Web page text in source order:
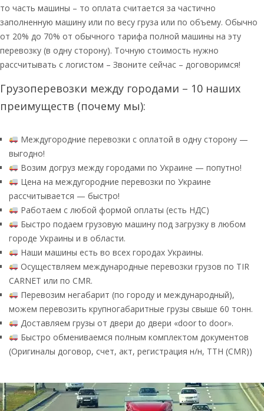
то часть машины – то оплата считается за частично
заполненную машину или по весу груза или по объему. Обычно
от 20% до 70% от обычного тарифа полной машины на эту
перевозку (в одну сторону). Точную стоимость нужно
рассчитывать с логистом – Звоните сейчас – договоримся!
Грузоперевозки между городами – 10 наших
преимуществ (почему мы):
Междугородние перевозки с оплатой в одну сторону —
выгодно!
Возим догруз между городами по Украине — попутно!
Цена на междугородние перевозки по Украине
рассчитывается — быстро!
Работаем с любой формой оплаты (есть НДС)
Быстро подаем грузовую машину под загрузку в любом
городе Украины и в области.
Наши машины есть во всех городах Украины.
Осуществляем международные перевозки грузов по TIR
CARNET или по CMR.
Перевозим негабарит (по городу и международный),
можем перевозить крупногабаритные грузы свыше 60 тонн.
Доставляем грузы от двери до двери «door to door».
Быстро обмениваемся полным комплектом документов
(Оригиналы договор, счет, акт, регистрация н/н, ТТН (CMR))